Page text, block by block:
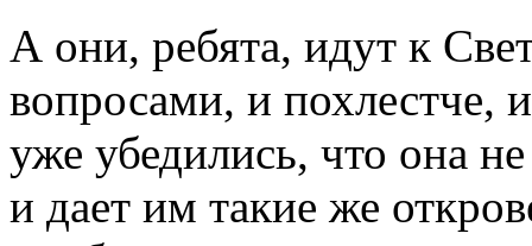
А они, ребята, идут к
вопросами, и похлестче,
уже убедились, что она
и дает им такие же